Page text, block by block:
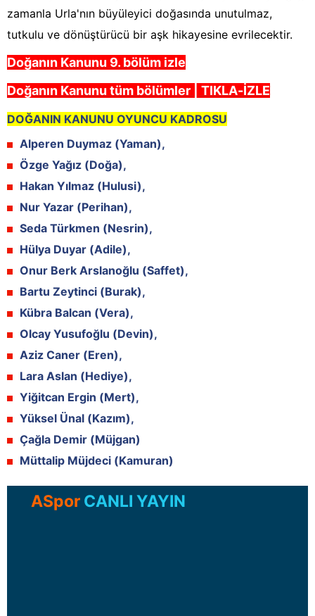
zamanla Urla'nın büyüleyici doğasında unutulmaz,
tutkulu ve dönüştürücü bir aşk hikayesine evrilecektir.
Doğanın Kanunu 9. bölüm izle
Doğanın Kanunu tüm bölümler | TIKLA-İZLE
DOĞANIN KANUNU OYUNCU KADROSU
Alperen Duymaz (Yaman),
Özge Yağız (Doğa),
Hakan Yılmaz (Hulusi),
Nur Yazar (Perihan),
Seda Türkmen (Nesrin),
Hülya Duyar (Adile),
Onur Berk Arslanoğlu (Saffet),
Bartu Zeytinci (Burak),
Kübra Balcan (Vera),
Olcay Yusufoğlu (Devin),
Aziz Caner (Eren),
Lara Aslan (Hediye),
Yiğitcan Ergin (Mert),
Yüksel Ünal (Kazım),
Çağla Demir (Müjgan)
Müttalip Müjdeci (Kamuran)
ASpor CANLI YAYIN